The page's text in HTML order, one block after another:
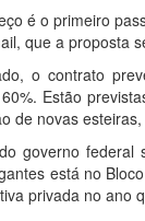
é o primeiro
que a proposta
o contrato
Estão
de novas
governo federal
está no
privada no ano